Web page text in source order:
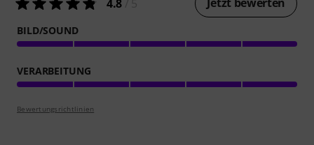
4.8
BILD/SOUND
VERARBEITUNG
Bewertungsrichtlinien